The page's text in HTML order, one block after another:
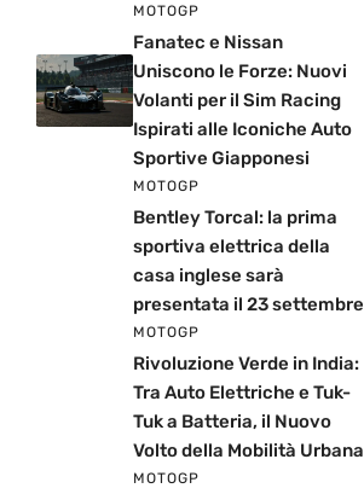
MOTOGP
Fanatec e Nissan
Uniscono le Forze: Nuovi
Volanti per il Sim Racing
Ispirati alle Iconiche Auto
Sportive Giapponesi
MOTOGP
Bentley Torcal: la prima
sportiva elettrica della
casa inglese sarà
presentata il 23 settembre
MOTOGP
Rivoluzione Verde in India:
Tra Auto Elettriche e Tuk-
Tuk a Batteria, il Nuovo
Volto della Mobilità Urbana
MOTOGP